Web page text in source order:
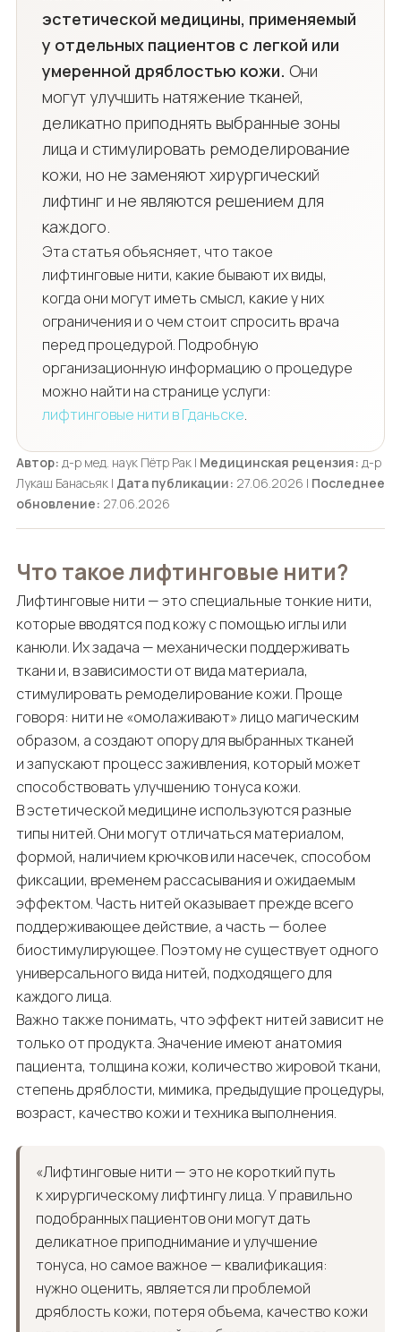
эстетической медицины, применяемый
у отдельных пациентов с легкой или
умеренной дряблостью кожи. Они
могут улучшить натяжение тканей,
деликатно приподнять выбранные зоны
лица и стимулировать ремоделирование
кожи, но не заменяют хирургический
лифтинг и не являются решением для
каждого.
Эта статья объясняет, что такое
лифтинговые нити, какие бывают их виды,
когда они могут иметь смысл, какие у них
ограничения и о чем стоит спросить врача
перед процедурой. Подробную
организационную информацию о процедуре
можно найти на странице услуги:
лифтинговые нити в Гданьске.
Автор: д-р мед. наук Пётр Рак | Медицинская рецензия: д-р
Лукаш Банасьяк | Дата публикации: 27.06.2026 | Последнее
обновление: 27.06.2026
Что такое лифтинговые нити?
Лифтинговые нити — это специальные тонкие нити,
которые вводятся под кожу с помощью иглы или
канюли. Их задача — механически поддерживать
ткани и, в зависимости от вида материала,
стимулировать ремоделирование кожи. Проще
говоря: нити не «омолаживают» лицо магическим
образом, а создают опору для выбранных тканей
и запускают процесс заживления, который может
способствовать улучшению тонуса кожи.
В эстетической медицине используются разные
типы нитей. Они могут отличаться материалом,
формой, наличием крючков или насечек, способом
фиксации, временем рассасывания и ожидаемым
эффектом. Часть нитей оказывает прежде всего
поддерживающее действие, а часть — более
биостимулирующее. Поэтому не существует одного
универсального вида нитей, подходящего для
каждого лица.
Важно также понимать, что эффект нитей зависит не
только от продукта. Значение имеют анатомия
пациента, толщина кожи, количество жировой ткани,
степень дряблости, мимика, предыдущие процедуры,
возраст, качество кожи и техника выполнения.
«Лифтинговые нити — это не короткий путь
к хирургическому лифтингу лица. У правильно
подобранных пациентов они могут дать
деликатное приподнимание и улучшение
тонуса, но самое важное — квалификация:
нужно оценить, является ли проблемой
дряблость кожи, потеря объема, качество кожи